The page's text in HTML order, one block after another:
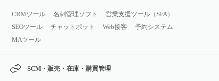
CRMツール 名刺管理ソフト
営業支援ツール（SFA）
SEOツール
チャットボット Web接客
予約システム
MAツール
SCM・販売・在庫・購買管理